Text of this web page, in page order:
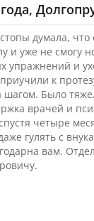
думала, что
и уже не смогу
упражнений и
к
шагом. Было
врачей и
четыре
гулять с
вам.